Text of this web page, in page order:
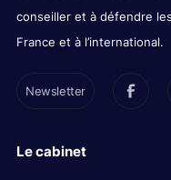
conseiller et à défendre
France et à l’international.
Newsletter
Le cabinet